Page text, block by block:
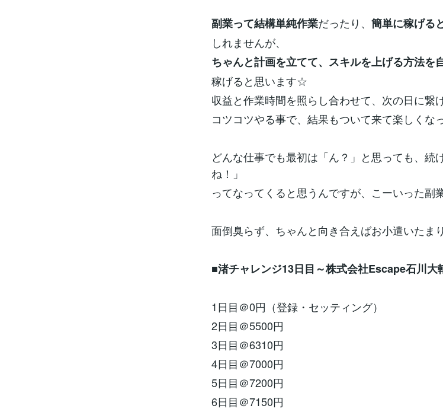
副業って結構単純作業だったり、 簡単に稼げる
しれませんが、
ちゃんと計画を立てて、スキルを上げる方法を
稼げると思います☆
収益と作業時間を照らし合わせて、次の日に繋
コツコツやる事で、結果もついて来て楽しくな
どんな仕事でも最初は「ん？」と思っても、続
ね！」
ってなってくると思うんですが、こーいった副
面倒臭らず、ちゃんと向き合えばお小遣いたま
■渚チャレンジ13日目～株式会社Escape石川大
1日目＠0円（登録・セッティング）
2日目＠5500円
3日目＠6310円
4日目＠7000円
5日目＠7200円
6日目＠7150円